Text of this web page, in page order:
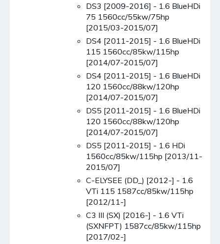
DS3 [2009-2016] - 1.6 BlueHDi
75 1560cc/55kw/75hp
[2015/03-2015/07]
DS4 [2011-2015] - 1.6 BlueHDi
115 1560cc/85kw/115hp
[2014/07-2015/07]
DS4 [2011-2015] - 1.6 BlueHDi
120 1560cc/88kw/120hp
[2014/07-2015/07]
DS5 [2011-2015] - 1.6 BlueHDi
120 1560cc/88kw/120hp
[2014/07-2015/07]
DS5 [2011-2015] - 1.6 HDi
1560cc/85kw/115hp [2013/11-
2015/07]
C-ELYSEE (DD_) [2012-] - 1.6
VTi 115 1587cc/85kw/115hp
[2012/11-]
C3 III (SX) [2016-] - 1.6 VTi
(SXNFPT) 1587cc/85kw/115hp
[2017/02-]